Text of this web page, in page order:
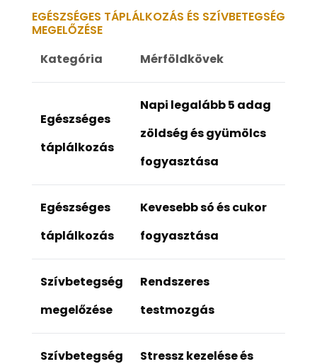
EGÉSZSÉGES TÁPLÁLKOZÁS ÉS SZÍVBETEGSÉG
MEGELŐZÉSE
Kategória
Mérföldkövek
Egészséges
táplálkozás
Napi legalább 5 adag
zöldség és gyümölcs
fogyasztása
Egészséges
táplálkozás
Kevesebb só és cukor
fogyasztása
Szívbetegség
megelőzése
Rendszeres
testmozgás
Szívbetegség Stressz kezelése és